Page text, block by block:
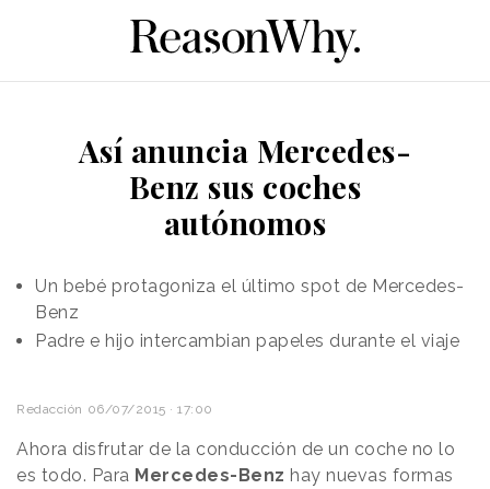
Así anuncia Mercedes-
Benz sus coches
autónomos
Un bebé protagoniza el último spot de Mercedes-
Benz
Padre e hijo intercambian papeles durante el viaje
Redacción 06/07/2015 · 17:00
Ahora disfrutar de la conducción de un coche no lo
es todo. Para Mercedes-Benz hay nuevas formas